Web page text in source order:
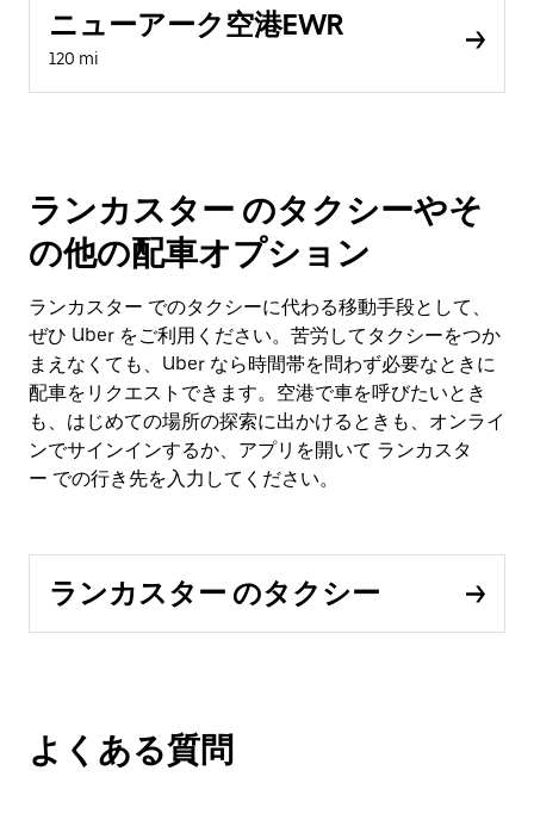
ニューアーク空港EWR
120 mi
ランカスター のタクシーやそ
の他の配車オプション
ランカスター でのタクシーに代わる移動手段として、
ぜひ Uber をご利用ください。苦労してタクシーをつか
まえなくても、Uber なら時間帯を問わず必要なときに
配車をリクエストできます。空港で車を呼びたいとき
も、はじめての場所の探索に出かけるときも、オンライ
ンでサインインするか、アプリを開いて ランカスタ
ー での行き先を入力してください。
ランカスター のタクシー
よくある質問